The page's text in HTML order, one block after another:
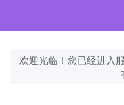
欢迎光临！您已经进入